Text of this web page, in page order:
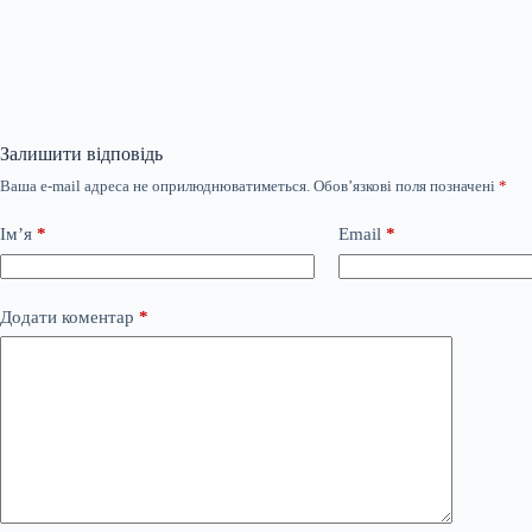
Залишити відповідь
Ваша e-mail адреса не оприлюднюватиметься. Обов’язкові поля позначені *
Ім’я * Email *
Додати коментар *